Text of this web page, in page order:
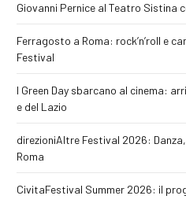
Giovanni Pernice al Teatro Sistina
Ferragosto a Roma: rock’n’roll e
Festival
I Green Day sbarcano al cinema:
e del Lazio
direzioniAltre Festival 2026:
Roma
CivitaFestival Summer 2026: il